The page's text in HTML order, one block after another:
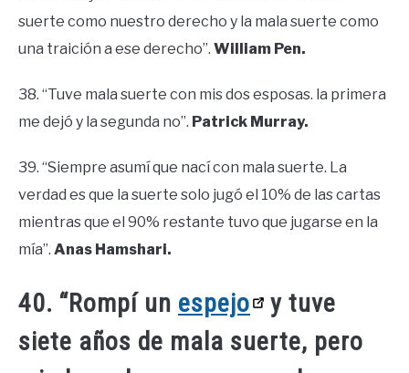
suerte como nuestro derecho y la mala suerte como
una traición a ese derecho”. William Pen.
38. “Tuve mala suerte con mis dos esposas. la primera
me dejó y la segunda no”. Patrick Murray.
39. “Siempre asumí que nací con mala suerte. La
verdad es que la suerte solo jugó el 10% de las cartas
mientras que el 90% restante tuvo que jugarse en la
mía”. Anas Hamshari.
40. “Rompí un espejo
y tuve
siete años de mala suerte, pero